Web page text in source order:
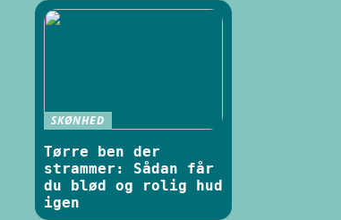
SKØNHED
Tørre ben der
strammer: Sådan får
du blød og rolig hud
igen